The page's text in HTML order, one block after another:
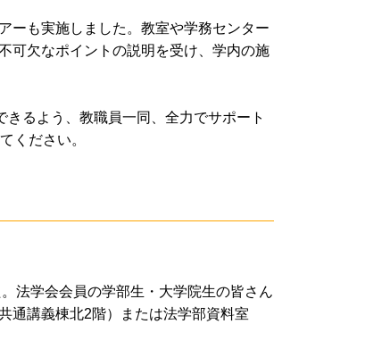
ーも実施しました。教室や学務センター
可欠なポイントの説明を受け、学内の施
るよう、教職員一同、全力でサポート
ください。
法学会会員の学部生・大学院生の皆さん
通講義棟北2階）または法学部資料室